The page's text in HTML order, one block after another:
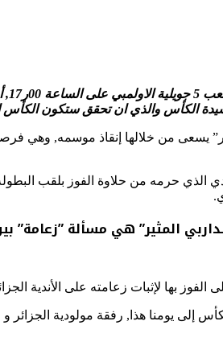
الكأس والذي ان تحقق ستكون
من خلالها إنقاذ موسمه, وهي فرصة
الذي حرمه من حلاوة الفوز بلقب
المثير” هي مسألة ”زعامة”
بالكأس إلى يومنا هذا, رفقة مولودية